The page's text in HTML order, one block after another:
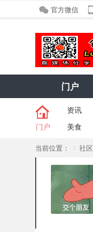
官方微信
门户
门户
资讯
美食
当前位置：
»
社区